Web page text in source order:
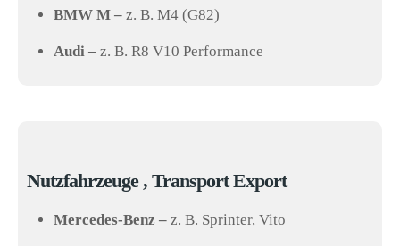
BMW M – z. B. M4 (G82)
Audi – z. B. R8 V10 Performance
Nutzfahrzeuge , Transport Export
Mercedes-Benz – z. B. Sprinter, Vito